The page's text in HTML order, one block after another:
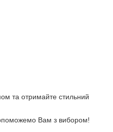
та отримайте стильний
Вам з вибором!